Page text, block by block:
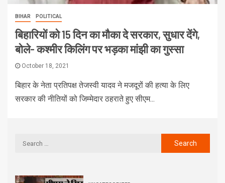
BIHAR POLITICAL
बिहारियों को 15 दिन का मौका दे सरकार, सुधार देंगे,
बोले- कश्मीर किलिंग पर भड़का मांझी का गुस्सा
October 18, 2021
बिहार के नेता प्रतिपक्ष तेजस्‍वी यादव ने मजदूरों की हत्‍या के लिए
सरकार की नीतियों को जिम्‍मेदार ठहराते हुए सीएम...